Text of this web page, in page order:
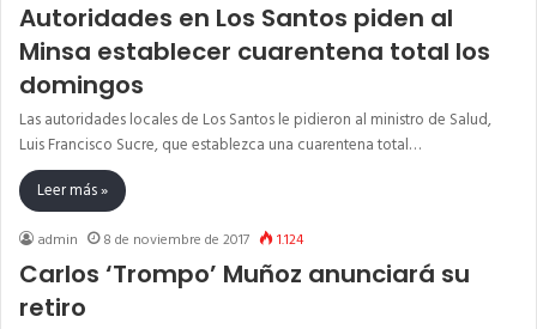
Autoridades en Los Santos piden al
Minsa establecer cuarentena total los
domingos
Las autoridades locales de Los Santos le pidieron al ministro de Salud,
Luis Francisco Sucre, que establezca una cuarentena total…
Leer más »
admin 8 de noviembre de 2017 1.124
Carlos ‘Trompo’ Muñoz anunciará su
retiro